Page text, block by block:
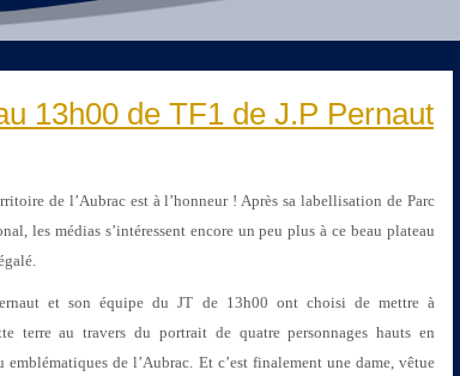
13h00 de TF1 de J.P Pernaut
de l’Aubrac est à l’honneur ! Après sa labellisation de Parc
les médias s’intéressent encore un peu plus à ce beau plateau
et son équipe du JT de 13h00 ont choisi de mettre à
terre au travers du portrait de quatre personnages hauts en
emblématiques de l’Aubrac. Et c’est finalement une dame, vêtue